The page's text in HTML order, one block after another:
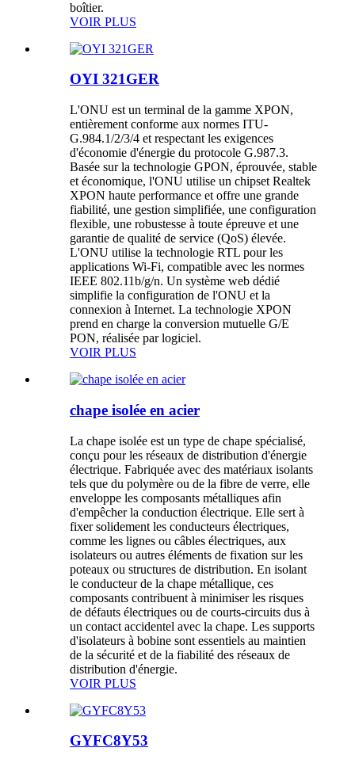
boîtier.
VOIR PLUS
OYI 321GER
L'ONU est un terminal de la gamme XPON,
entièrement conforme aux normes ITU-
G.984.1/2/3/4 et respectant les exigences
d'économie d'énergie du protocole G.987.3.
Basée sur la technologie GPON, éprouvée, stable
et économique, l'ONU utilise un chipset Realtek
XPON haute performance et offre une grande
fiabilité, une gestion simplifiée, une configuration
flexible, une robustesse à toute épreuve et une
garantie de qualité de service (QoS) élevée.
L'ONU utilise la technologie RTL pour les
applications Wi-Fi, compatible avec les normes
IEEE 802.11b/g/n. Un système web dédié
simplifie la configuration de l'ONU et la
connexion à Internet. La technologie XPON
prend en charge la conversion mutuelle G/E
PON, réalisée par logiciel.
VOIR PLUS
chape isolée en acier
La chape isolée est un type de chape spécialisé,
conçu pour les réseaux de distribution d'énergie
électrique. Fabriquée avec des matériaux isolants
tels que du polymère ou de la fibre de verre, elle
enveloppe les composants métalliques afin
d'empêcher la conduction électrique. Elle sert à
fixer solidement les conducteurs électriques,
comme les lignes ou câbles électriques, aux
isolateurs ou autres éléments de fixation sur les
poteaux ou structures de distribution. En isolant
le conducteur de la chape métallique, ces
composants contribuent à minimiser les risques
de défauts électriques ou de courts-circuits dus à
un contact accidentel avec la chape. Les supports
d'isolateurs à bobine sont essentiels au maintien
de la sécurité et de la fiabilité des réseaux de
distribution d'énergie.
VOIR PLUS
GYFC8Y53